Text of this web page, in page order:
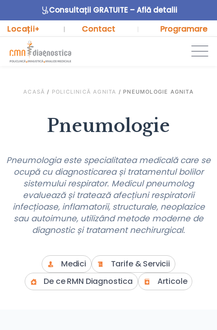
Consultații GRATUITE – Află detalii
Locații+ | Contact Programare
ACASĂ / POLICLINICĂ AGNITA / PNEUMOLOGIE AGNITA
Pneumologie
Pneumologia este specialitatea medicală care se
ocupă cu diagnosticarea și tratamentul bolilor
sistemului respirator. Medicul pneumolog
evaluează și tratează afecțiuni respiratorii
infecțioase, inflamatorii, structurale, neoplazice
sau autoimune, utilizând metode moderne de
diagnostic și tratament nechirurgical.
Medici
Tarife & Servicii
De ce RMN Diagnostica
Articole